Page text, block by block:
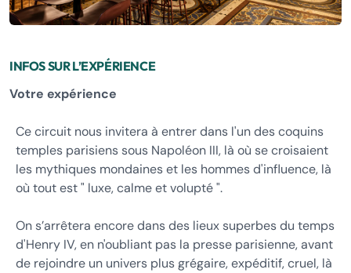
INFOS SUR L’EXPÉRIENCE
Votre expérience
Ce circuit nous invitera à entrer dans l'un des coquins
temples parisiens sous Napoléon III, là où se croisaient
les mythiques mondaines et les hommes d'influence, là
où tout est " luxe, calme et volupté ".
On s’arrêtera encore dans des lieux superbes du temps
d'Henry IV, en n'oubliant pas la presse parisienne, avant
de rejoindre un univers plus grégaire, expéditif, cruel, là